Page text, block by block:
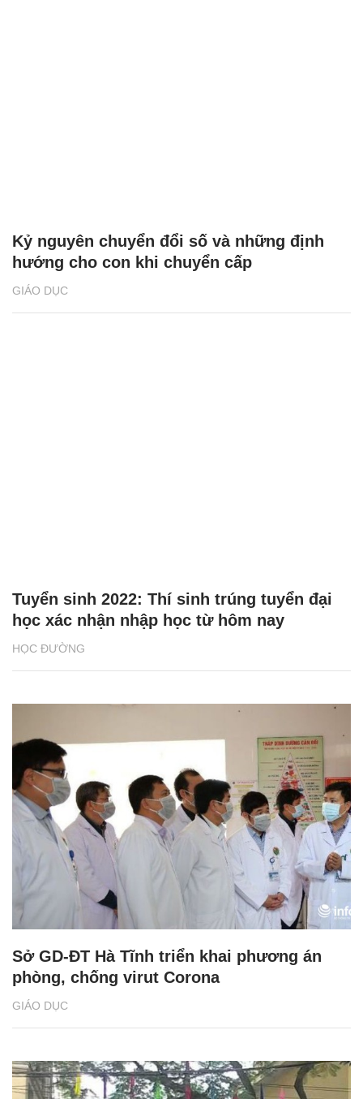
GIÁO DỤC
Kỷ nguyên chuyển đổi số và những định
hướng cho con khi chuyển cấp
HỌC ĐƯỜNG
Tuyển sinh 2022: Thí sinh trúng tuyển đại
học xác nhận nhập học từ hôm nay
GIÁO DỤC
Sở GD-ĐT Hà Tĩnh triển khai phương án
phòng, chống virut Corona